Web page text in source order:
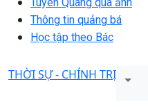
Thông tin quảng bá
Học tập theo Bác
THỜI SỰ - CHÍNH TRỊ